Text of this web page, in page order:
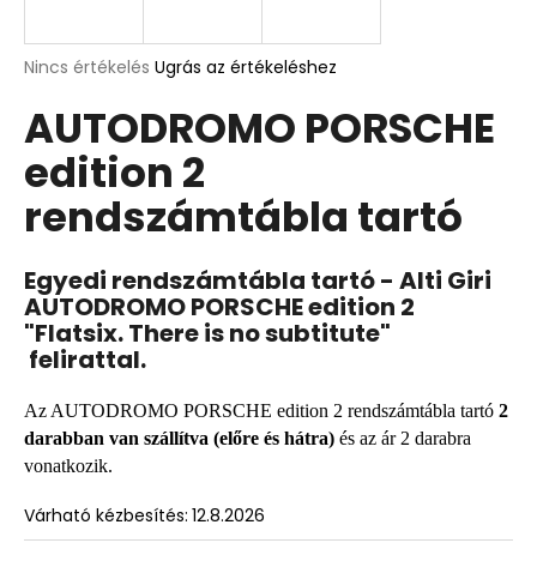
A
átlagos
értékelése
ből
0,0
csillag.
Nincs értékelés Ugrás az értékeléshez
AUTODROMO PORSCHE
edition 2
rendszámtábla tartó
Egyedi rendszámtábla tartó - Alti Giri
AUTODROMO PORSCHE edition 2
"Flatsix. There is no subtitute"
felirattal.
Az AUTODROMO PORSCHE edition 2 rendszámtábla tartó 2
darabban van szállítva (előre és hátra) és az ár 2 darabra
vonatkozik.
Várható kézbesítés: 12.8.2026
A
á
n
l
j
u
MONO
ITALY
TRIKOLOR
RENDSZÁMTÁBLA
TARTÓ
-
8
800